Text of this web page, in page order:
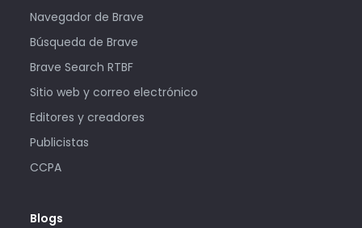
Navegador de Brave
Búsqueda de Brave
Brave Search RTBF
Sitio web y correo electrónico
Editores y creadores
Publicistas
CCPA
Blogs